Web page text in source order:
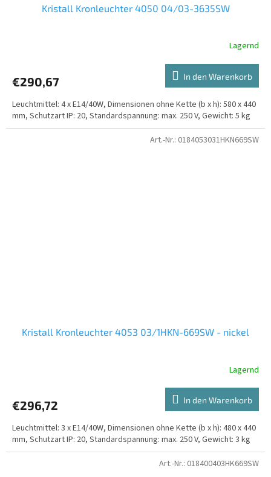
Kristall Kronleuchter 4050 04/03-3635SW
Lagernd
€290,67 In den Warenkorb
Leuchtmittel: 4 x E14/40W, Dimensionen ohne Kette (b x h): 580 x 440
mm, Schutzart IP: 20, Standardspannung: max. 250 V, Gewicht: 5 kg
Kristall Kronleuchter 4053 03/1HKN-669SW - nickel
Lagernd
€296,72 In den Warenkorb
Leuchtmittel: 3 x E14/40W, Dimensionen ohne Kette (b x h): 480 x 440
mm, Schutzart IP: 20, Standardspannung: max. 250 V, Gewicht: 3 kg
Art.-Nr.: 0184053031HKN669SW
Art.-Nr.: 018400403HK669SW